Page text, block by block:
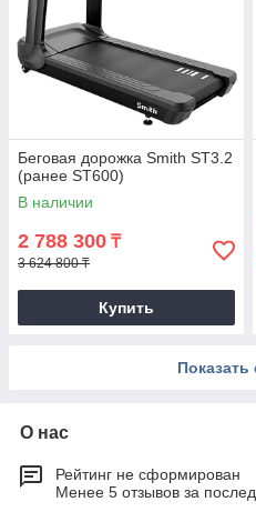
Беговая дорожка Smith ST3.2
(ранее ST600)
В наличии
2 788 300 ₸
3 624 800 ₸
Купить
Показать
О нас
Рейтинг не сформирован
Менее 5 отзывов за